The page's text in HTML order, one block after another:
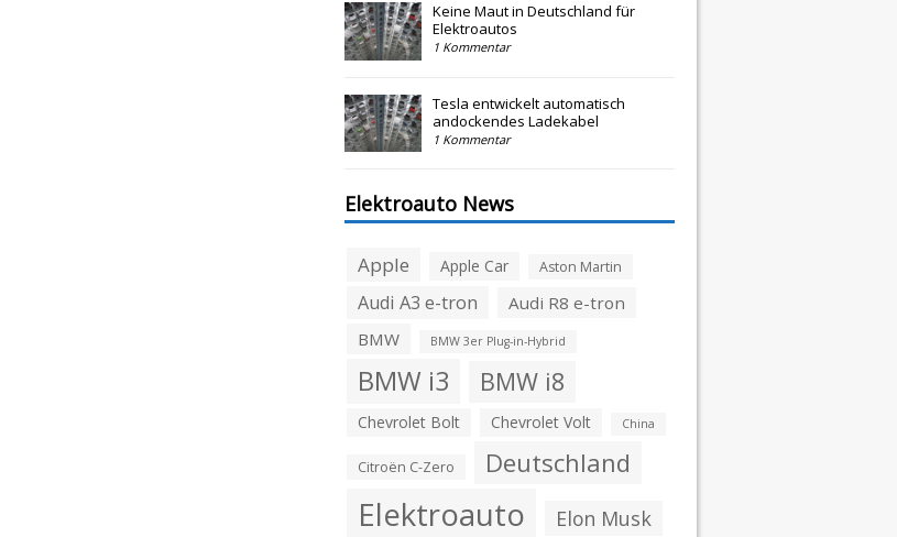
Keine Maut in Deutschland für
Elektroautos
1 Kommentar
Tesla entwickelt automatisch
andockendes Ladekabel
1 Kommentar
Elektroauto News
Apple Apple Car Aston Martin
Audi A3 e-tron
Audi R8 e-tron
BMW
BMW 3er Plug-in-Hybrid
BMW i3 BMW i8
Chevrolet Bolt Chevrolet Volt China
Citroën C-Zero Deutschland
Elektroauto Elon Musk